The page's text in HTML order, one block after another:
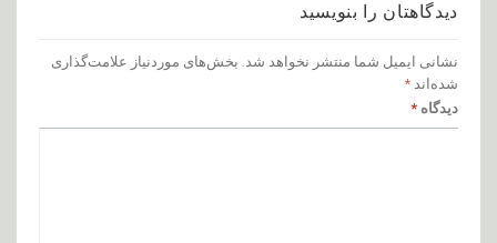
دیدگاهتان را بنویسید
نشانی ایمیل شما منتشر نخواهد شد. بخش‌های موردنیاز علامت‌گذاری
شده‌اند *
دیدگاه *